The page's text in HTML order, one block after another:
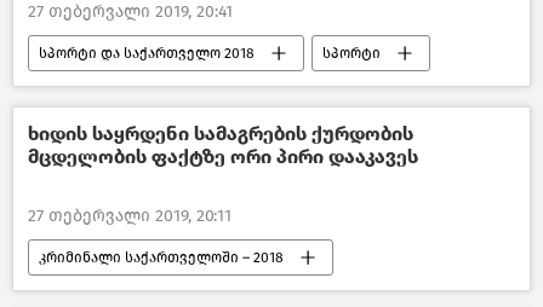
27 თებერვალი 2019, 20:41
სპორტი და საქართველო 2018 სპორტი
ხიდის საყრდენი სამაგრების ქურდობის
მცდელობის ფაქტზე ორი პირი დააკავეს
27 თებერვალი 2019, 20:11
კრიმინალი საქართველოში – 2018
შემთხვევები საქართველო